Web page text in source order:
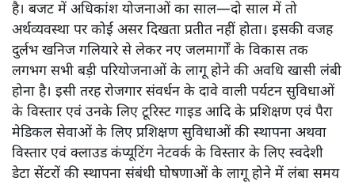
है। बजट में अधिकांश योजनाओं का साल—दो साल में तो
अर्थव्यवस्था पर कोई असर दिखता प्रतीत नहीं होता। इसकी वजह
दुर्लभ खनिज गलियारे से लेकर नए जलमार्गों के विकास तक
लगभग सभी बड़ी परियोजनाओं के लागू होने की अवधि खासी लंबी
होना है। इसी तरह रोजगार संवर्धन के दावे वाली पर्यटन सुविधाओं
के विस्तार एवं उनके लिए टूरिस्ट गाइड आदि के प्रशिक्षण एवं पैरा
मेडिकल सेवाओं के लिए प्रशिक्षण सुविधाओं की स्थापना अथवा
विस्तार एवं क्लाउड कंप्यूटिंग नेटवर्क के विस्तार के लिए स्वदेशी
डेटा सेंटरों की स्थापना संबंधी घोषणाओं के लागू होने में लंबा समय